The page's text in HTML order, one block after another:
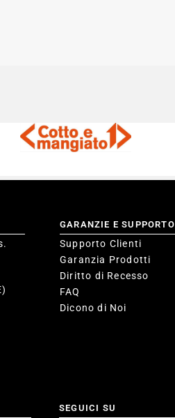
GARANZIE E SUPPORTO
Supporto Clienti
Garanzia Prodotti
Diritto di Recesso
FAQ
Dicono di Noi
SEGUICI SU